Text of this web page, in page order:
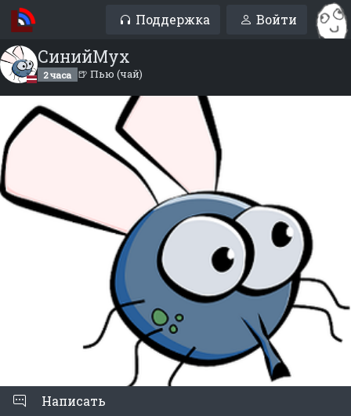
Поддержка Войти
CинийМух
2 часа 🍺 Пью (чай)
Написать